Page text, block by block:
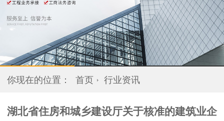
你现在的位置： 首页 行业资讯
湖北省住房和城乡建设厅关于核准的建筑业企